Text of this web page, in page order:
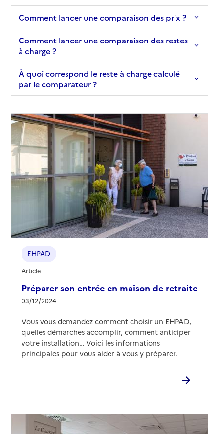
Route de Trou Biran
05 94 29 42 01
Contact
Rapport HAS
Source des données : Finess n° 970303822
Mis à jour le : 19/11/2024
Comment lancer une comparaison des prix ?
Comment lancer une comparaison des restes
à charge ?
À quoi correspond le reste à charge calculé
par le comparateur ?
Préparer son entrée en maison de retraite
03/12/2024
EHPAD
Article
Vous vous demandez comment choisir un EHPAD,
quelles démarches accomplir, comment anticiper
votre installation… Voici les informations
principales pour vous aider à vous y préparer.